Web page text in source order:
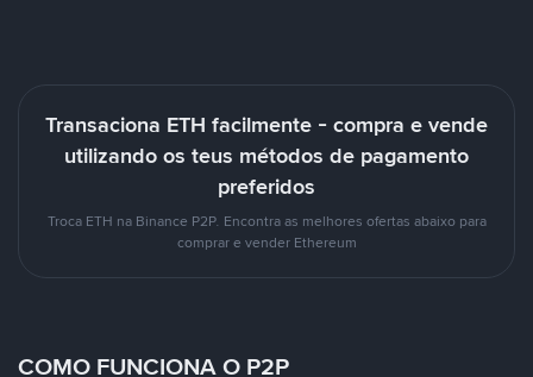
Transaciona ETH facilmente - compra e vende
utilizando os teus métodos de pagamento
preferidos
Troca ETH na Binance P2P. Encontra as melhores ofertas abaixo para
comprar e vender Ethereum
COMO FUNCIONA O P2P